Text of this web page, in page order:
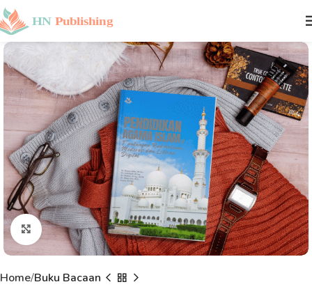
Click to enlarge
Home Buku Bacaan